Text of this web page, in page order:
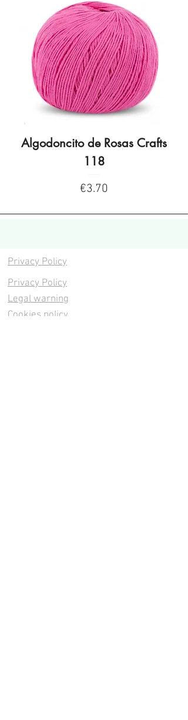
Algodoncito de Rosas Crafts
118
Price
€3.70
Privacy Policy
Privacy Policy
Legal warning
Cookies policy